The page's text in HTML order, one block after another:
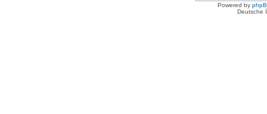
Powered by
Deutsche